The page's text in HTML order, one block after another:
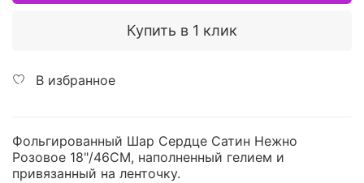
Купить в 1 клик
В избранное
Фольгированный Шар Сердце Сатин Нежно
Розовое 18"/46СМ, наполненный гелием и
привязанный на ленточку.